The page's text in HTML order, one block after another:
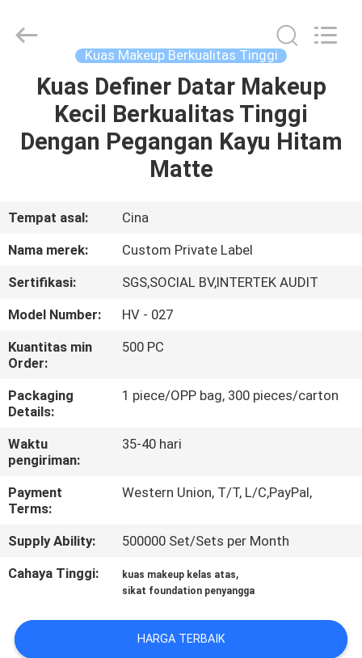
RUMAH
PRODUK
KAMI
PABRIK
KONTROL
KUALITAS
POLICY
Kuas Makeup Berkualitas Tinggi
Kuas Definer Datar Makeup
Kecil Berkualitas Tinggi
Dengan Pegangan Kayu Hitam
Matte
Tempat asal:
Cina
Nama merek:
Custom Private Label
Sertifikasi:
SGS,SOCIAL BV,INTERTEK AUDIT
Model Number:
HV - 027
Kuantitas min
Order:
500 PC
Packaging
Details:
1 piece/OPP bag, 300 pieces/carton
Waktu
pengiriman:
35-40 hari
Payment
Terms:
Western Union, T/T, L/C,PayPal,
Supply Ability:
500000 Set/Sets per Month
Cahaya Tinggi:
kuas makeup kelas atas,
sikat foundation penyangga
HARGA TERBAIK